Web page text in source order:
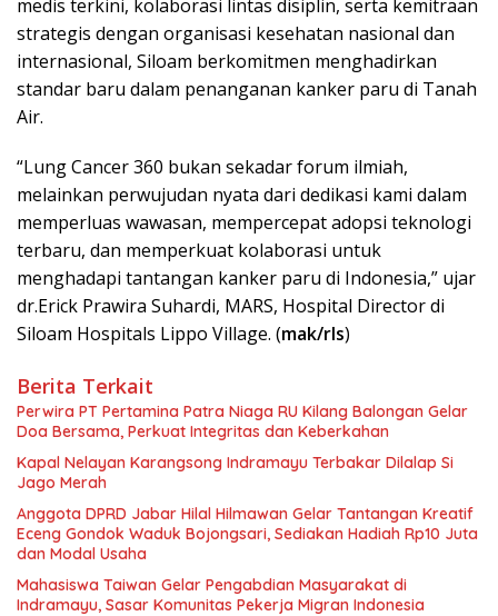
medis terkini, kolaborasi lintas disiplin, serta kemitraan
strategis dengan organisasi kesehatan nasional dan
internasional, Siloam berkomitmen menghadirkan
standar baru dalam penanganan kanker paru di Tanah
Air.
“Lung Cancer 360 bukan sekadar forum ilmiah,
melainkan perwujudan nyata dari dedikasi kami dalam
memperluas wawasan, mempercepat adopsi teknologi
terbaru, dan memperkuat kolaborasi untuk
menghadapi tantangan kanker paru di Indonesia,” ujar
dr.Erick Prawira Suhardi, MARS, Hospital Director di
Siloam Hospitals Lippo Village. (mak/rls)
Berita Terkait
Perwira PT Pertamina Patra Niaga RU Kilang Balongan Gelar
Doa Bersama, Perkuat Integritas dan Keberkahan
Kapal Nelayan Karangsong Indramayu Terbakar Dilalap Si
Jago Merah
Anggota DPRD Jabar Hilal Hilmawan Gelar Tantangan Kreatif
Eceng Gondok Waduk Bojongsari, Sediakan Hadiah Rp10 Juta
dan Modal Usaha
Mahasiswa Taiwan Gelar Pengabdian Masyarakat di
Indramayu, Sasar Komunitas Pekerja Migran Indonesia